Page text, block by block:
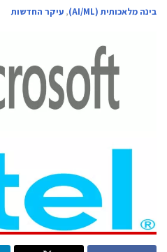
בינה מלאכותית (AI/ML)
, עיקר החדשות